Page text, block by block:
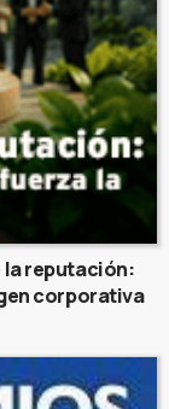
la reputación:
corporativa